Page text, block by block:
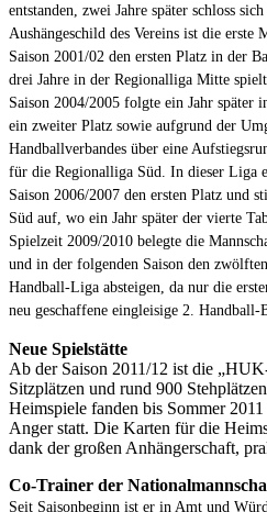
entstanden, zwei Jahre später schloss
Aushängeschild des Vereins ist die erste
Saison 2001/02 den ersten Platz in der
drei Jahre in der Regionalliga Mitte
Saison 2004/2005 folgte ein Jahr später
ein zweiter Platz sowie aufgrund der
Handballverbandes über eine
für die Regionalliga Süd. In dieser Liga
Saison 2006/2007 den ersten Platz und
Süd auf, wo ein Jahr später der vierte
Spielzeit 2009/2010 belegte die
und in der folgenden Saison den
Handball-Liga absteigen, da nur die
neu geschaffene eingleisige 2. Handball-
Neue Spielstätte
Ab der Saison 2011/12 ist die
Sitzplätzen und rund 900
Heimspiele fanden bis Sommer
Anger statt. Die Karten für die
dank der großen Anhängerschaft,
Co-Trainer der
Seit Saisonbeginn ist er in Amt und